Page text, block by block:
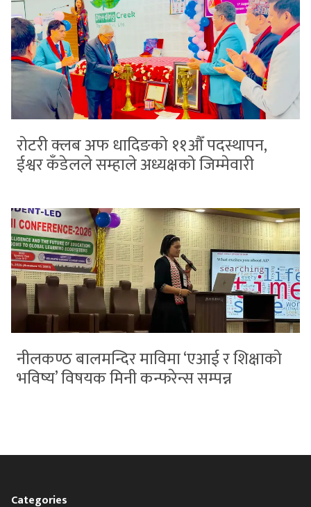
रोटरी क्लब अफ धादिङको ११औँ पदस्थापन,
ईश्वर कँडेलले सम्हाले अध्यक्षको जिम्मेवारी
नीलकण्ठ बालमन्दिर माविमा ‘एआई र शिक्षाको
भविष्य’ विषयक मिनी कन्फरेन्स सम्पन्न
Categories